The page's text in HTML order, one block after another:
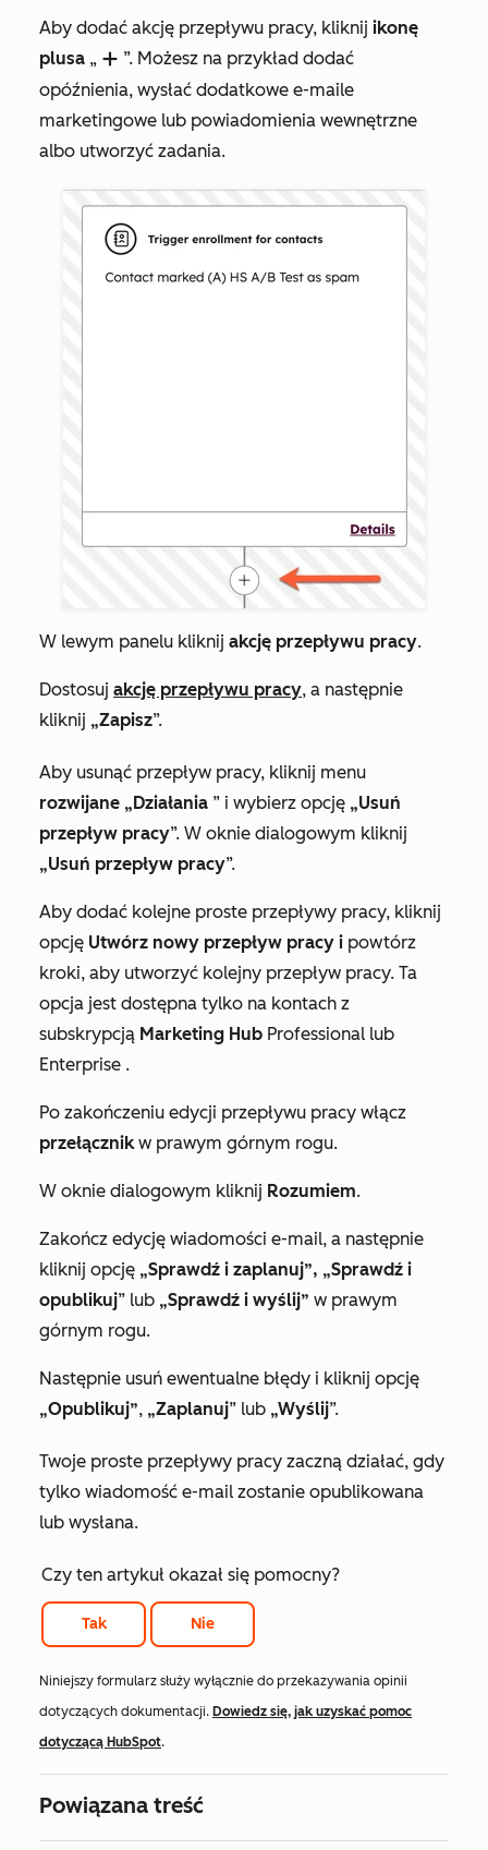
Aby dodać akcję przepływu pracy, kliknij ikonę
plusa „ add ”. Możesz na przykład dodać
opóźnienia, wysłać dodatkowe e-maile
marketingowe lub powiadomienia wewnętrzne
albo utworzyć zadania.
W lewym panelu kliknij akcję przepływu pracy.
Dostosuj akcję przepływu pracy, a następnie
kliknij „Zapisz”.
Aby usunąć przepływ pracy, kliknij menu
rozwijane „Działania ” i wybierz opcję „Usuń
przepływ pracy”. W oknie dialogowym kliknij
„Usuń przepływ pracy”.
Aby dodać kolejne proste przepływy pracy, kliknij
opcję Utwórz nowy przepływ pracy i powtórz
kroki, aby utworzyć kolejny przepływ pracy. Ta
opcja jest dostępna tylko na kontach z
subskrypcją Marketing Hub Professional lub
Enterprise .
Po zakończeniu edycji przepływu pracy włącz
przełącznikw prawym górnym rogu.
W oknie dialogowym kliknij Rozumiem.
Zakończ edycję wiadomości e-mail, a następnie
kliknij opcję „Sprawdź i zaplanuj”, „Sprawdź i
opublikuj” lub „Sprawdź i wyślij” w prawym
górnym rogu.
Następnie usuń ewentualne błędy i kliknij opcję
„Opublikuj”, „Zaplanuj” lub „Wyślij”.
Twoje proste przepływy pracy zaczną działać, gdy
tylko wiadomość e-mail zostanie opublikowana
lub wysłana.
Czy ten artykuł okazał się pomocny?
Tak Nie
Niniejszy formularz służy wyłącznie do przekazywania opinii
dotyczących dokumentacji. Dowiedz się, jak uzyskać pomoc
dotyczącą HubSpot.
Powiązana treść